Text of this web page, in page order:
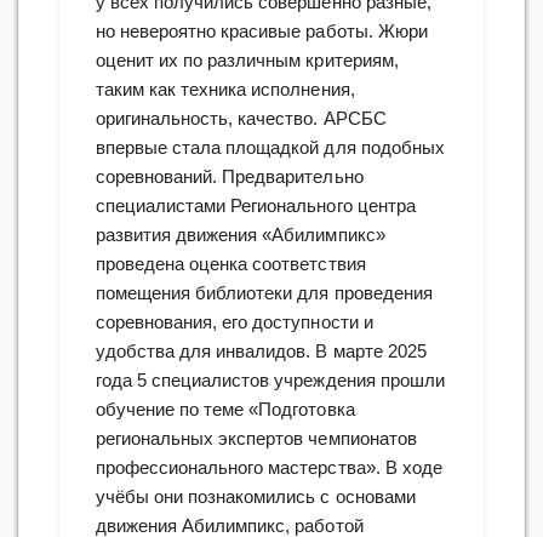
но невероятно красивые работы. Жюри
оценит их по различным критериям,
таким как техника исполнения,
оригинальность, качество. АРСБС
впервые стала площадкой для подобных
соревнований. Предварительно
специалистами Регионального центра
развития движения «Абилимпикс»
проведена оценка соответствия
помещения библиотеки для проведения
соревнования, его доступности и
удобства для инвалидов. В марте 2025
года 5 специалистов учреждения прошли
обучение по теме «Подготовка
региональных экспертов чемпионатов
профессионального мастерства». В ходе
учёбы они познакомились с основами
движения Абилимпикс, работой